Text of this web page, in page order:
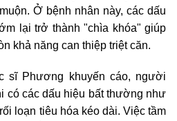
Ở bệnh nhân này, các dấu
lại trở thành "chìa khóa" giúp
khả năng can thiệp triệt căn.
sĩ Phương khuyến cáo, người
có các dấu hiệu bất thường như
loạn tiêu hóa kéo dài. Việc tầm